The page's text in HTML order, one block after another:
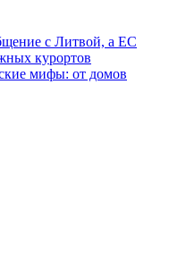
с Литвой, а ЕС
курортов
мифы: от домов